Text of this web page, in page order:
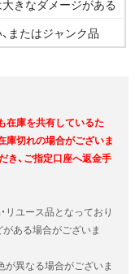
きなダメージがある
またはジャンク品
在庫を共有しているた
庫切れの場合がございま
き、ご指定口座へ返金手
リユース品となっており
がある場合がございま
が異なる場合がございま